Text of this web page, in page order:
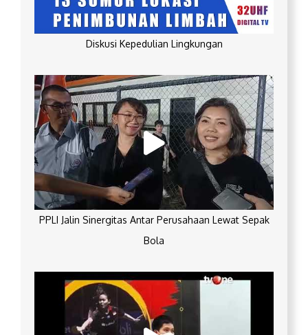
Diskusi Kepedulian Lingkungan
PPLI Jalin Sinergitas Antar Perusahaan Lewat Sepak
Bola